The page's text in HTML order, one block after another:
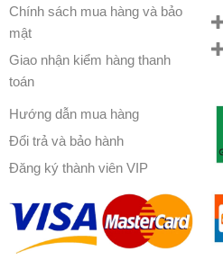
Chính sách mua hàng và bảo
mật
Giao nhận kiểm hàng thanh
toán
Hướng dẫn mua hàng
Đổi trả và bảo hành
Đăng ký thành viên VIP